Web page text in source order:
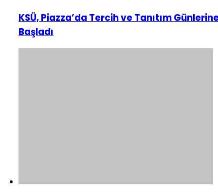
KSÜ, Piazza’da Tercih ve Tanıtım
Başladı